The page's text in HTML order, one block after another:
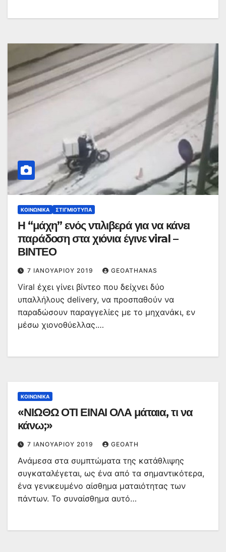
ΚΟΙΝΩΝΙΚΆ ΣΤΙΓΜΙΌΤΥΠΑ
Η “μάχη” ενός ντιλιβερά για να κάνει
παράδοση στα χιόνια έγινε viral –
ΒΙΝΤΕΟ
7 ΙΑΝΟΥΑΡΊΟΥ 2019 GEOATHANAS
Viral έχει γίνει βίντεο που δείχνει δύο
υπαλλήλους delivery, να προσπαθούν να
παραδώσουν παραγγελίες με το μηχανάκι, εν
μέσω χιονοθύελλας.…
ΚΟΙΝΩΝΙΚΆ
«ΝΙΩΘΩ ΟΤΙ ΕΙΝΑΙ ΟΛΑ μάταια, τι να
κάνω;»
7 ΙΑΝΟΥΑΡΊΟΥ 2019 GEOATH
Ανάμεσα στα συμπτώματα της κατάθλιψης
συγκαταλέγεται, ως ένα από τα σημαντικότερα,
ένα γενικευμένο αίσθημα ματαιότητας των
πάντων. Το συναίσθημα αυτό…